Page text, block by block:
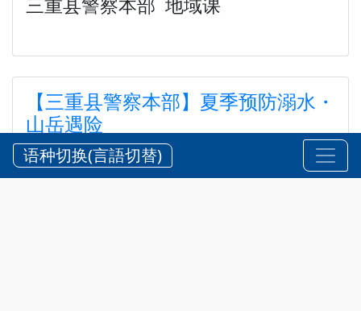
【三重县警察本部】夏季预防溺水・
山岳遇险
【三重県警察本部】夏期における水難・山岳遭難の防
止
语种切换(言語切替)